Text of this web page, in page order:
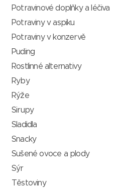
Potravinové doplňky a léčiva
Potraviny v aspiku
Potraviny v konzervě
Puding
Rostlinné alternativy
Ryby
Rýže
Sirupy
Sladidla
Snacky
Sušené ovoce a plody
Sýr
Těstoviny